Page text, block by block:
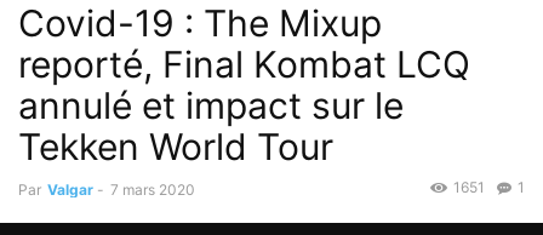
Covid-19 : The Mixup
reporté, Final Kombat LCQ
annulé et impact sur le
Tekken World Tour
Par Valgar - 7 mars 2020 1
1651